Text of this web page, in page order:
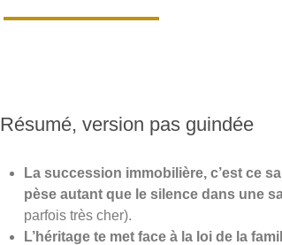
Résumé, version pas guindée
La succession immobilière, c’est ce
pèse autant que le silence dans une
parfois très cher).
L’héritage te met face à la loi de la